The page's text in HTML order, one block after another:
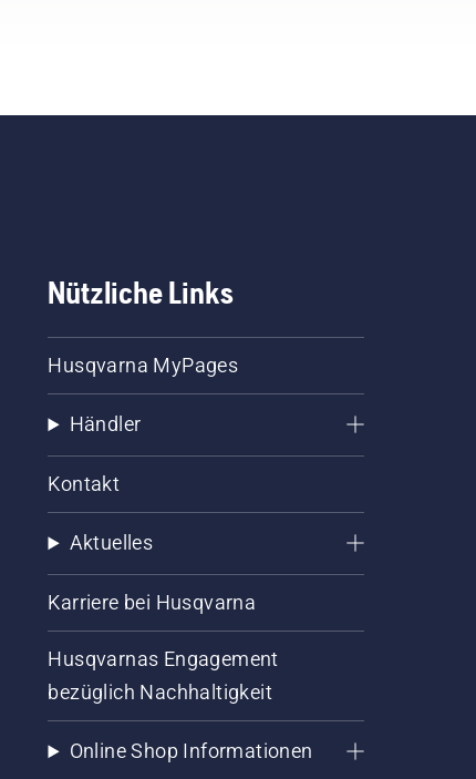
Nützliche Links
Husqvarna MyPages
Händler
Kontakt
Aktuelles
Karriere bei Husqvarna
Husqvarnas Engagement
bezüglich Nachhaltigkeit
Online Shop Informationen